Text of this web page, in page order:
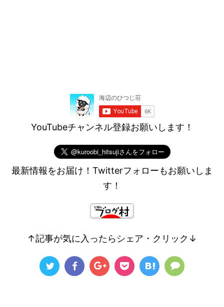
YouTubeチャンネル登録お願いします！
最新情報をお届け！Twitterフォローもお願いしま
す！
↑記事が気に入ったらシェア・クリック↓